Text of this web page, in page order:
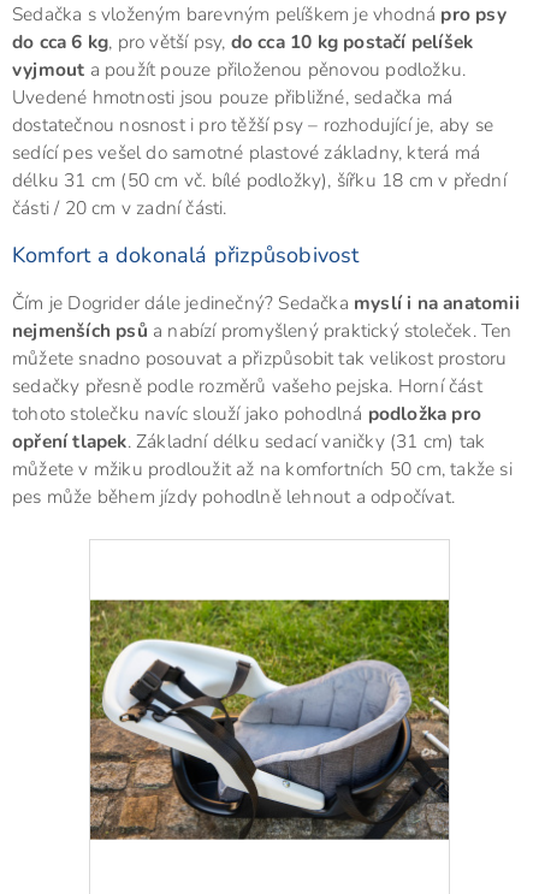
Sedačka s vloženým barevným pelíškem je vhodná pro psy
do cca 6 kg, pro větší psy, do cca 10 kg postačí pelíšek
vyjmout a použít pouze přiloženou pěnovou podložku.
Uvedené hmotnosti jsou pouze přibližné, sedačka má
dostatečnou nosnost i pro těžší psy – rozhodující je, aby se
sedící pes vešel do samotné plastové základny, která má
délku 31 cm (50 cm vč. bílé podložky), šířku 18 cm v přední
části / 20 cm v zadní části.
Komfort a dokonalá přizpůsobivost
Čím je Dogrider dále jedinečný? Sedačka myslí i na anatomii
nejmenších psů a nabízí promyšlený praktický stoleček. Ten
můžete snadno posouvat a přizpůsobit tak velikost prostoru
sedačky přesně podle rozměrů vašeho pejska. Horní část
tohoto stolečku navíc slouží jako pohodlná podložka pro
opření tlapek. Základní délku sedací vaničky (31 cm) tak
můžete v mžiku prodloužit až na komfortních 50 cm, takže si
pes může během jízdy pohodlně lehnout a odpočívat.